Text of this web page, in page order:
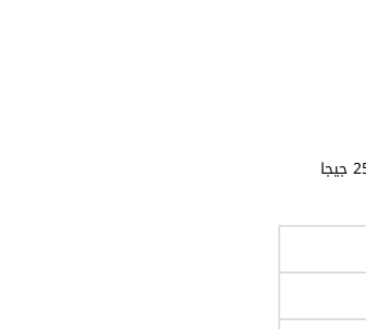
يبدأ سعر ريلمي C100X من 185 دولار لنسخة 6 جيجا رام مع 128 جيجا تخزين ويصل إلى 225 دولار لنسخة 8 جيجا رام مع 256 جيجا